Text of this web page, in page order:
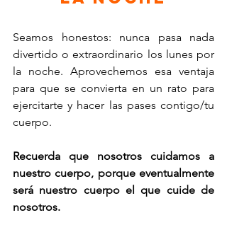
Seamos honestos: nunca pasa nada
divertido o extraordinario los lunes por
la noche. Aprovechemos esa ventaja
para que se convierta en un rato para
ejercitarte y hacer las pases contigo/tu
cuerpo.
Recuerda que nosotros cuidamos a
nuestro cuerpo, porque eventualmente
será nuestro cuerpo el que cuide de
nosotros.